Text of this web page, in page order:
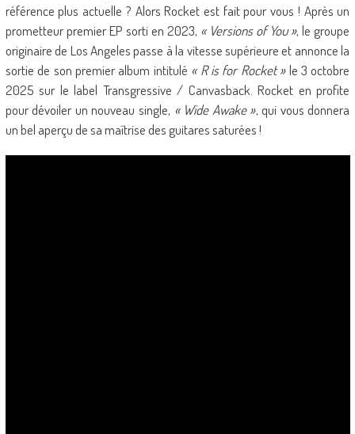
référence plus actuelle ? Alors Rocket est fait pour vous ! Après un
prometteur premier EP sorti en 2023, « Versions of You», le groupe
originaire de Los Angeles passe à la vitesse supérieure et annonce la
sortie de son premier album intitulé « R is for Rocket»le 3 octobre
2025 sur le label Transgressive / Canvasback. Rocket en profite
pour dévoiler un nouveau single, « Wide Awake », qui vous donnera
un bel aperçu de sa maîtrise des guitares saturées !